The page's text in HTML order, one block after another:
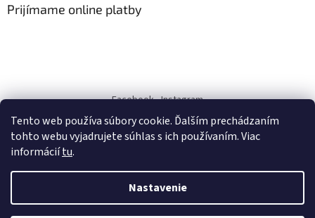
Tento web používa súbory cookie. Ďalším prechádzaním
tohto webu vyjadrujete súhlas s ich používaním. Viac
informáciítu.
Nastavenie
Prijímame online platby
Facebook Instagram
dukra-white
Vytvoril Shoptet